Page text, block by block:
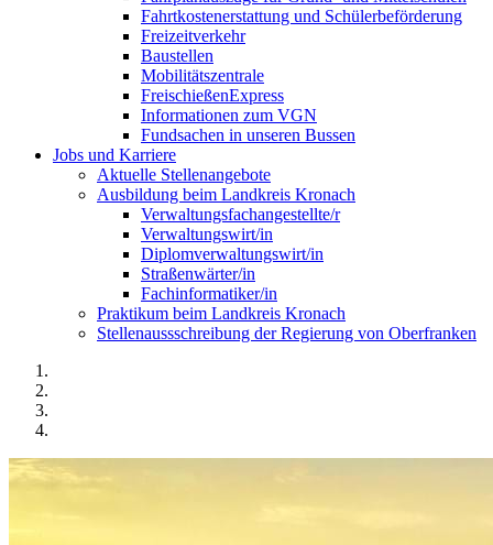
Fahrtkostenerstattung und Schülerbeförderung
Freizeitverkehr
Baustellen
Mobilitätszentrale
FreischießenExpress
Informationen zum VGN
Fundsachen in unseren Bussen
Jobs und Karriere
Aktuelle Stellenangebote
Ausbildung beim Landkreis Kronach
Verwaltungsfachangestellte/r
Verwaltungswirt/in
Diplomverwaltungswirt/in
Straßenwärter/in
Fachinformatiker/in
Praktikum beim Landkreis Kronach
Stellenaussschreibung der Regierung von Oberfranken